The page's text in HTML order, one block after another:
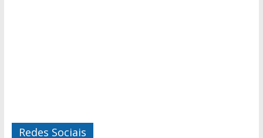
Redes Sociais